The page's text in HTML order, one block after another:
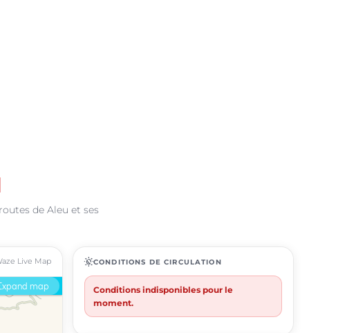
de Aleu et ses
Live Map routineCONDITIONS DE CIRCULATION
Conditions indisponibles pour le
moment.